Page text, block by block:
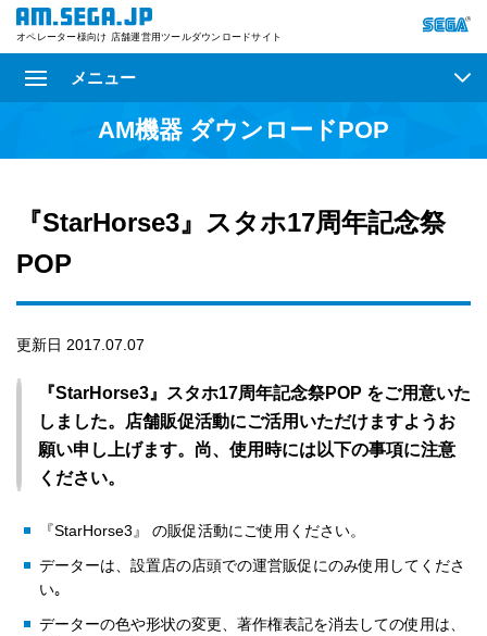
オペレーター様向け 店舗運営用ツールダウンロードサイト
メニュー
AM機器 ダウンロードPOP
『StarHorse3』スタホ17周年記念祭
POP
更新日 2017.07.07
『StarHorse3』スタホ17周年記念祭POP をご用意いた
しました。店舗販促活動にご活用いただけますようお
願い申し上げます。尚、使用時には以下の事項に注意
ください。
『StarHorse3』 の販促活動にご使用ください。
データーは、設置店の店頭での運営販促にのみ使用してくださ
い｡
データーの色や形状の変更、著作権表記を消去しての使用は、